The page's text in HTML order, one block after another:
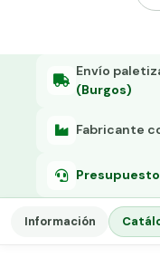
Envío
(Burgos)
Fabricante
Información